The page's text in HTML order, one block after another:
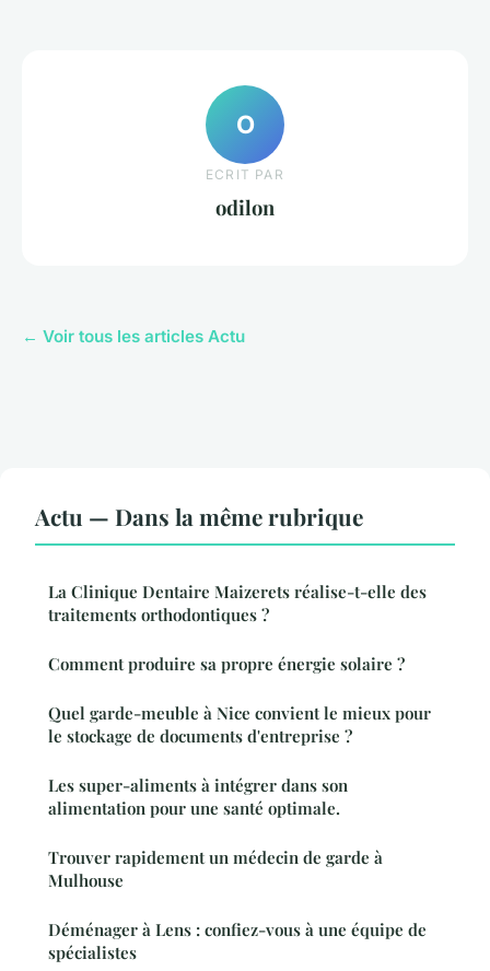
O
ECRIT PAR
odilon
← Voir tous les articles Actu
Actu — Dans la même rubrique
La Clinique Dentaire Maizerets réalise-t-elle des
traitements orthodontiques ?
Comment produire sa propre énergie solaire ?
Quel garde-meuble à Nice convient le mieux pour
le stockage de documents d'entreprise ?
Les super-aliments à intégrer dans son
alimentation pour une santé optimale.
Trouver rapidement un médecin de garde à
Mulhouse
Déménager à Lens : confiez-vous à une équipe de
spécialistes